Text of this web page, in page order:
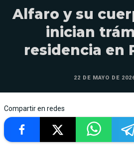
Alfaro y su
inician
residencia en
22 DE MAYO DE
Compartir en redes